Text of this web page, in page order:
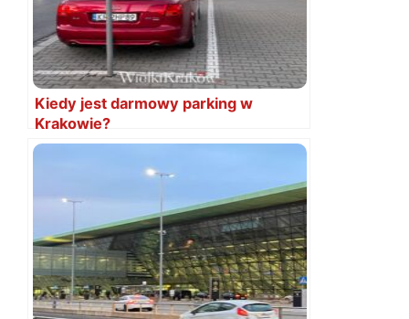
Kiedy jest darmowy parking w
Krakowie?